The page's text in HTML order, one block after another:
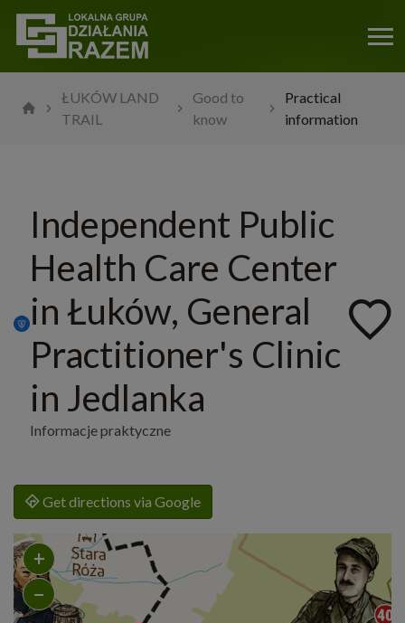
ŁUKÓW LAND
TRAIL
Good to
know
Practical
information
Independent Public
Health Care Center
in Łuków, General
Practitioner's Clinic
in Jedlanka
Informacje praktyczne
+
−
Get directions via Google